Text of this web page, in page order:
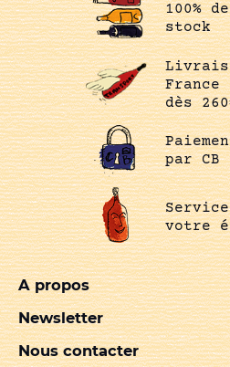
100%
stock
dès
par CB
votre
A propos
Newsletter
Nous contacter